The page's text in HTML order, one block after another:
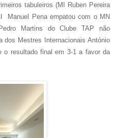
tabuleiros (MI Ruben Pereira
Manuel Pena empatou com o MN
Martins do Clube TAP não
dos Mestres Internacionais António
o resultado final em 3-1 a favor da